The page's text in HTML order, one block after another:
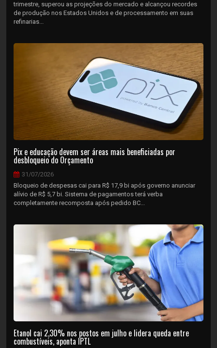
trimestre, superou as projeções do mercado e alcançou recordes
de produção nos Estados Unidos e de processamento em suas
refinarias...
Pix e educação devem ser áreas mais beneficiadas por
desbloqueio do Orçamento
31/07/2026
Bloqueio de despesas cai para R$ 17,9 bi após governo anunciar
alívio de R$ 5,7 bi. Sistema de pagamentos terá verba
completamente recomposta após pedido BC...
Etanol cai 2,30% nos postos em julho e lidera queda entre
combustíveis, aponta IPTL